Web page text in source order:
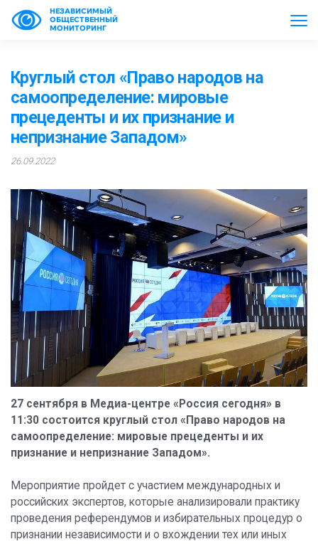
НЕЗАВИСИМЫЙ
ОБЩЕСТВЕННЫЙ
МОНИТОРИНГ
Круглый стол «Право народов на
самоопределение: мировые
прецеденты и их признание и
непризнание Западом»
26.09.2022
27 сентября в Медиа-центре «Россия сегодня» в
11:30 состоится круглый стол «Право народов на
самоопределение: мировые прецеденты и их
признание и непризнание Западом».
Мероприятие пройдет с участием международных и
российских экспертов, которые анализировали практику
проведения референдумов и избирательных процедур о
признании независимости и о вхождении тех или иных